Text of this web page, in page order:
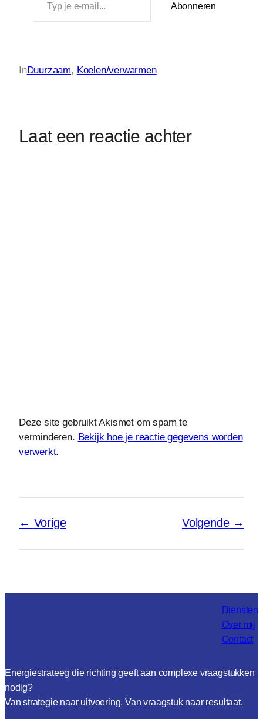
Abonneren
InDuurzaam, Koelen/verwarmen
Laat een reactie achter
Deze site gebruikt Akismet om spam te
verminderen. Bekijk hoe je reactie gegevens worden
verwerkt.
Vorige Volgende
Diensten
Over mij
Contact
Energiestrateeg die richting geeft aan complexe vraagstukken
nodig?
Van strategie naar uitvoering. Van vraagstuk naar resultaat.